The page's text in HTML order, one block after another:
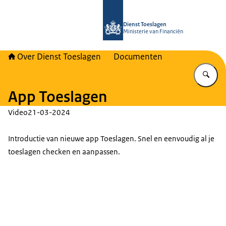
Dienst Toeslagen
Ministerie van Financiën
Over Dienst Toeslagen Documenten
App Toeslagen
Video21-03-2024
Introductie van nieuwe app Toeslagen. Snel en eenvoudig al je
toeslagen checken en aanpassen.